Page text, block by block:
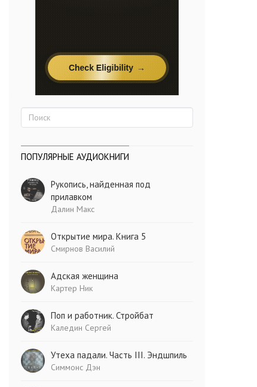
ПОПУЛЯРНЫЕ АУДИОКНИГИ
Рукопись, найденная под
прилавком
Далин Макс
Открытие мира. Книга 5
Смирнов Василий
Адская женщина
Картер Ник
Поп и работник. Стройбат
Каледин Сергей
Утеха падали. Часть III. Эндшпиль
Симмонс Дэн